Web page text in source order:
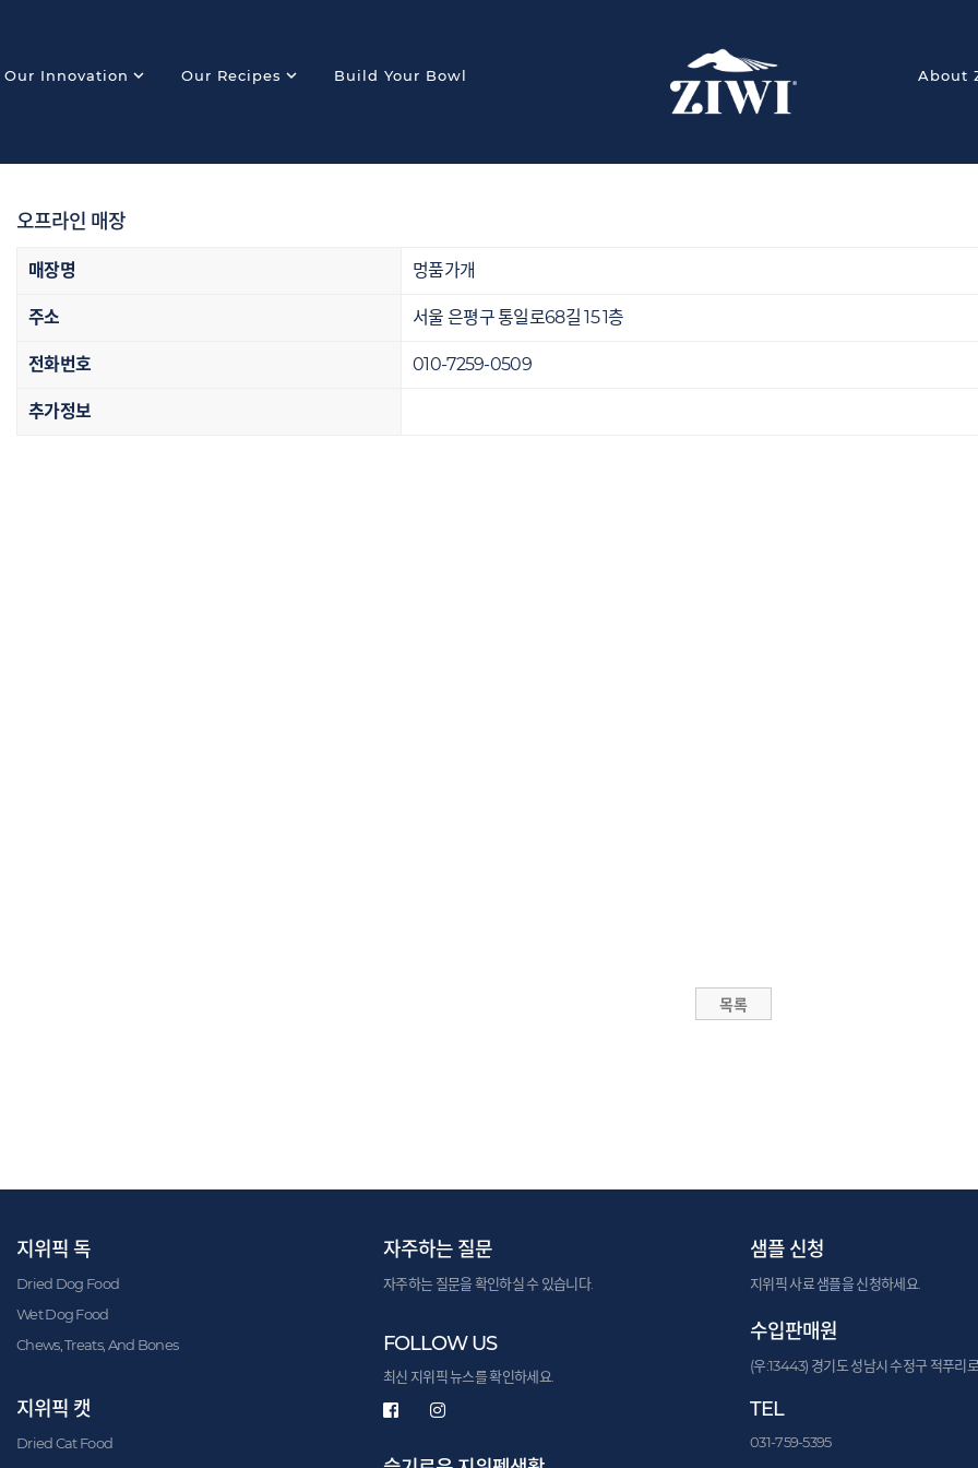
Our Innovation expand_more Our Recipes expand_more Build Your Bowl About
오프라인 매장
매장명 멍품가개
주소 서울 은평구 통일로68길 15 1층
전화번호 010-7259-0509
추가정보
지위픽 독
Dried Dog Food
Wet Dog Food
Chews, Treats, And Bones
지위픽 캣
Dried Cat Food
자주하는 질문
자주하는 질문을 확인하실 수 있습니다.
FOLLOW US
최신 지위픽 뉴스를 확인하세요.
샘플 신청
지위픽 사료 샘플을 신청하세요.
수입판매원
(우:13443) 경기도 성남시 수정구 적푸리
TEL
031-759-5395